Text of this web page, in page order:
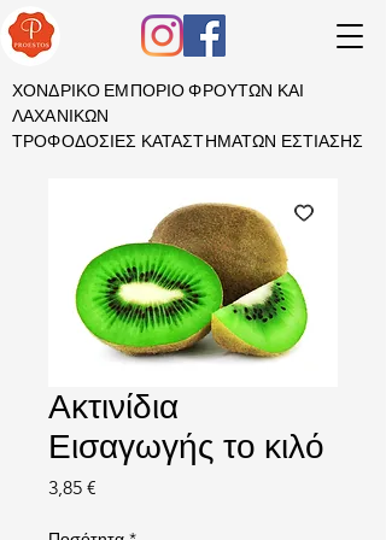
ΧΟΝΔΡΙΚΟ ΕΜΠΟΡΙΟ ΦΡΟΥΤΩΝ ΚΑΙ
ΛΑΧΑΝΙΚΩΝ
ΤΡΟΦΟΔΟΣΙΕΣ ΚΑΤΑΣΤΗΜΑΤΩΝ ΕΣΤΙΑΣΗΣ
Ακτινίδια
Εισαγωγής το κιλό
3,85 €